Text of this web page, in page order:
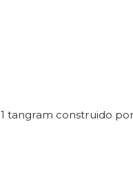
tangram construido